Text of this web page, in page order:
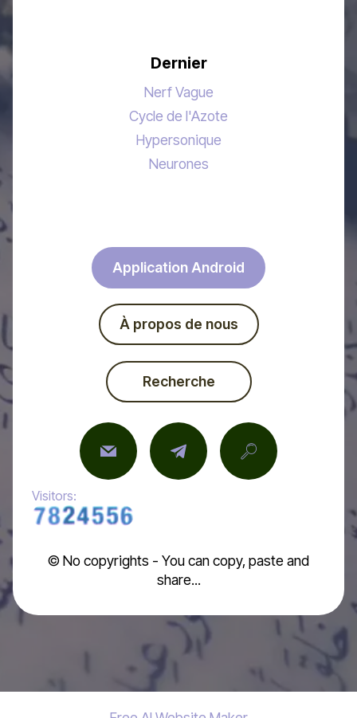
Dernier
Nerf Vague
Cycle de l'Azote
Hypersonique
Neurones
Application Android
À propos de nous
Recherche
Visitors:
© No copyrights - You can copy, paste and
share...